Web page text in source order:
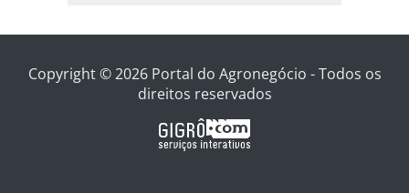
Copyright © 2026 Portal do Agronegócio - Todos os
direitos reservados